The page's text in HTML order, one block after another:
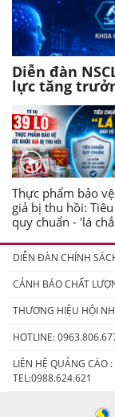
Diễn đàn
lực tăng
Thực phẩm bảo
giả bị thu hồi:
quy chuẩn - 'lá
DIỄN ĐÀN CHÍNH
CẢNH BÁO CHẤT
THƯƠNG HIỆU HỘI
HOTLINE:
LIÊN HỆ QUẢNG CÁO :
TEL:0988.624.621